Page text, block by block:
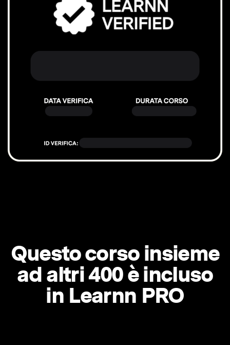
Questo corso insieme
ad altri 400 è incluso
in Learnn PRO